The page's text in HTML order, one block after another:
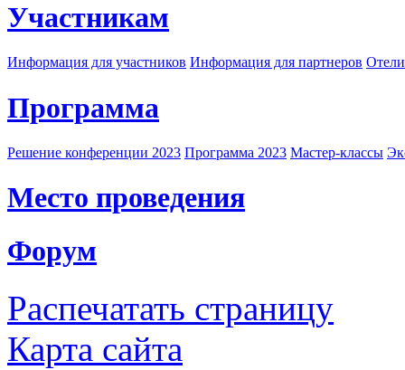
Участникам
Информация для участников Информация для партнеров
Программа
Решение конференции 2023 Программа 2023 Мастер-классы
Место проведения
Форум
Распечатать страницу
Карта сайта